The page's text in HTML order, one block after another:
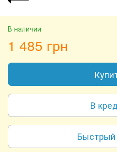
В наличии
1 485 грн
В
Быстрый